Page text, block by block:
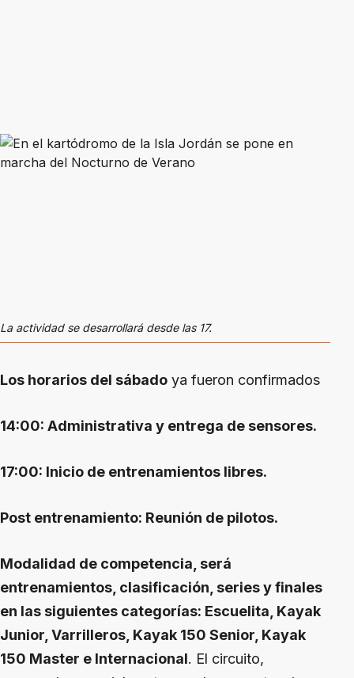
La actividad se desarrollará desde las 17.
Los horarios del sábado ya fueron confirmados
14:00: Administrativa y entrega de sensores.
17:00: Inicio de entrenamientos libres.
Post entrenamiento: Reunión de pilotos.
Modalidad de competencia, será
entrenamientos, clasificación, series y finales
en las siguientes categorías: Escuelita, Kayak
Junior, Varrilleros, Kayak 150 Senior, Kayak
150 Master e Internacional. El circuito,